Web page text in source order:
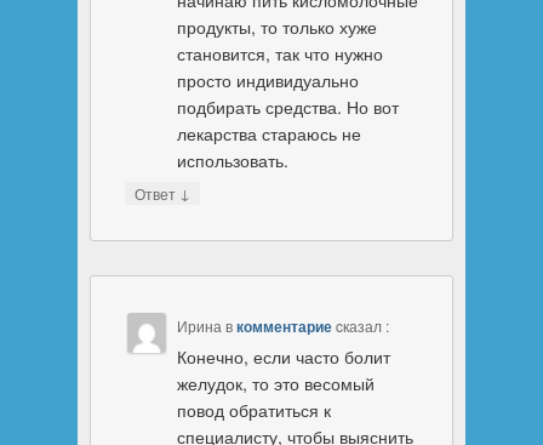
продукты, то только хуже
становится, так что нужно
просто индивидуально
подбирать средства. Но вот
лекарства стараюсь не
использовать.
Ответ ↓
Ирина вкомментариеcказал :
Конечно, если часто болит
желудок, то это весомый
повод обратиться к
специалисту, чтобы выяснить